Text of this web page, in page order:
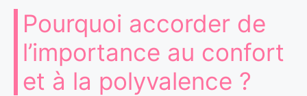
Pourquoi accorder de
l’importance au confort
et à la polyvalence ?